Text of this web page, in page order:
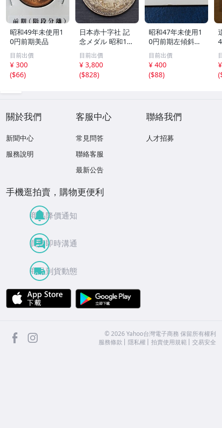
昭和49年未使用1
0円前期美品
目前出價
¥ 300
($66)
日本赤十字社 記
念メダル 昭和12
年 鳳凰 赤十字章
銀製 アンティー
ク
目前出價
¥ 3,800
($828)
昭和47年未使用1
0円前期左傾斜エ
ラー美品
目前出價
¥ 400
($88)
(
關於我們
新聞中心
服務說明
客服中心
常見問答
聯絡客服
最新公告
聯絡我們
人才招募
手機逛拍賣，購物更便利
商品降價通知
買賣即時溝通
商品到貨動態
APP Store
facebook ©2026 Yahoo台灣電子商務 保留所有權利
服務條款
隱私權 拍賣使用規範 交易安全